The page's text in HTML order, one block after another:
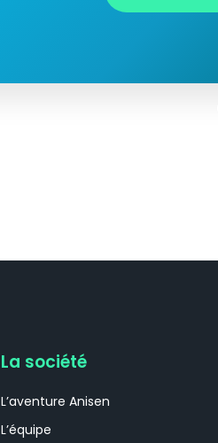
La société
L’aventure Anisen
L’équipe